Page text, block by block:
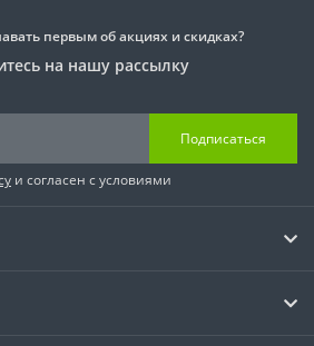
первым об акциях и скидках?
на нашу рассылку
Подписаться
и согласен с условиями